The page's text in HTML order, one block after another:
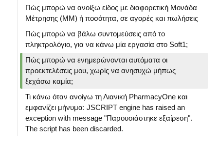
Πώς μπορώ να ανοίξω είδος με διαφορετική Μονάδα
Μέτρησης (ΜΜ) ή ποσότητα, σε αγορές και πωλήσεις
Πώς μπορώ να βάλω συντομεύσεις από το
πληκτρολόγιο, για να κάνω μία εργασία στο Soft1;
Πώς μπορώ να ενημερώνονται αυτόματα οι
προεκτελέσεις μου, χωρίς να ανησυχώ μήπως
ξεχάσω καμία;
Τι κάνω όταν ανοίγω τη Λιανική PharmacyOne και
εμφανίζει μήνυμα: JSCRIPT engine has raised an
exception with message "Παρουσιάστηκε εξαίρεση".
The script has been discarded.